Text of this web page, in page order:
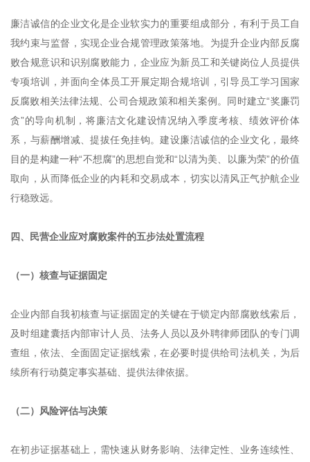
廉洁诚信的企业文化是企业软实力的重要组成部分，有利于员工自
我约束与监督，实现企业合规管理政策落地。为提升企业内部反腐
败合规意识和识别腐败能力，企业应为新员工和关键岗位人员提供
专项培训，并面向全体员工开展定期合规培训，引导员工学习国家
反腐败相关法律法规、公司合规政策和相关案例。同时建立“奖廉罚
贪”的导向机制，将廉洁文化建设情况纳入季度考核、绩效评价体
系，与薪酬增减、提拔任免挂钩。建设廉洁诚信的企业文化，最终
目的是构建一种“不想腐”的思想自觉和“以清为美、以廉为荣”的价值
取向，从而降低企业的内耗和交易成本，切实以清风正气护航企业
行稳致远。
四、民营企业应对腐败案件的五步法处置流程
（一）核查与证据固定
企业内部自我初核查与证据固定的关键在于锁定内部腐败线索后，
及时组建囊括内部审计人员、法务人员以及外聘律师团队的专门调
查组，依法、全面固定证据线索，在必要时提供给司法机关，为后
续所有行动奠定事实基础、提供法律依据。
（二）风险评估与决策
在初步证据基础上，需快速从财务影响、法律定性、业务连续性、